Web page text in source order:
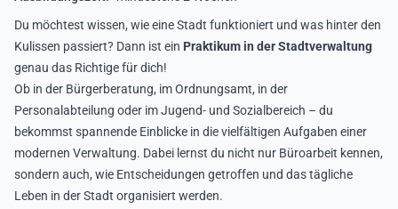
Du möchtest wissen, wie eine Stadt funktioniert und was hinter den
Kulissen passiert? Dann ist ein Praktikum in der Stadtverwaltung
genau das Richtige für dich!
Ob in der Bürgerberatung, im Ordnungsamt, in der
Personalabteilung oder im Jugend- und Sozialbereich – du
bekommst spannende Einblicke in die vielfältigen Aufgaben einer
modernen Verwaltung. Dabei lernst du nicht nur Büroarbeit kennen,
sondern auch, wie Entscheidungen getroffen und das tägliche
Leben in der Stadt organisiert werden.